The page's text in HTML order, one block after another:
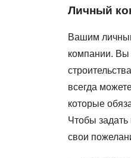
Личный
Вашим
компании.
всегда
которые
Чтобы задать
свои